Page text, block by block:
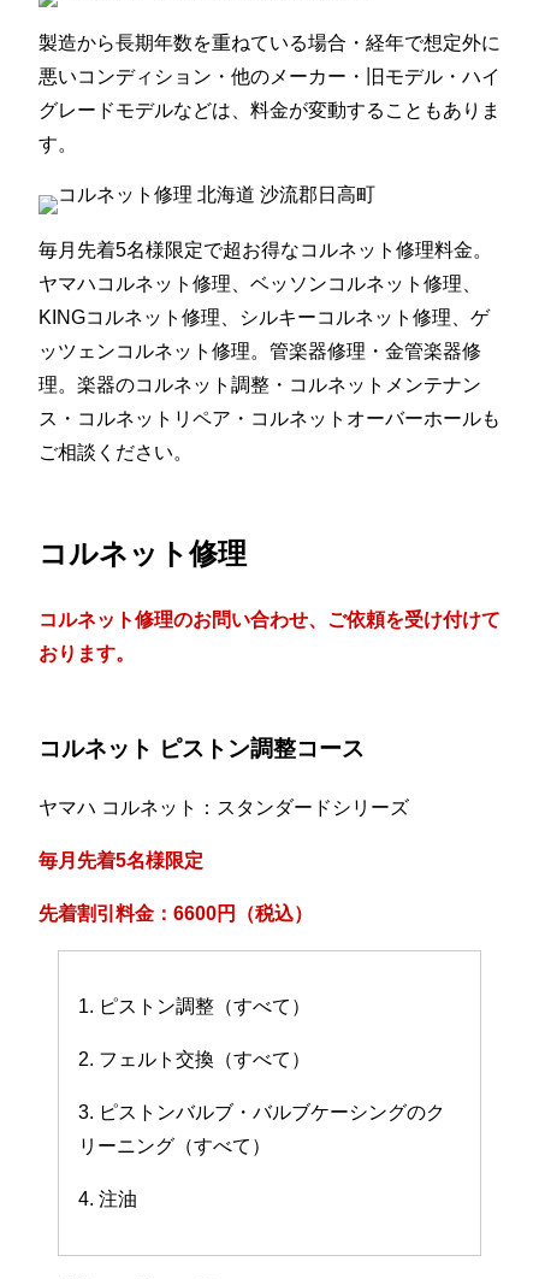
製造から長期年数を重ねている場合・経年で想定外に
悪いコンディション・他のメーカー・旧モデル・ハイ
グレードモデルなどは、料金が変動することもありま
す。
毎月先着5名様限定で超お得なコルネット修理料金。
ヤマハコルネット修理、ベッソンコルネット修理、
KINGコルネット修理、シルキーコルネット修理、ゲ
ッツェンコルネット修理。管楽器修理・金管楽器修
理。楽器のコルネット調整・コルネットメンテナン
ス・コルネットリペア・コルネットオーバーホールも
ご相談ください。
コルネット修理
コルネット修理のお問い合わせ、ご依頼を受け付けて
おります。
コルネット ピストン調整コース
ヤマハ コルネット：スタンダードシリーズ
毎月先着5名様限定
先着割引料金：6600円（税込）
1. ピストン調整（すべて）
2. フェルト交換（すべて）
3. ピストンバルブ・バルブケーシングのク
リーニング（すべて）
4. 注油